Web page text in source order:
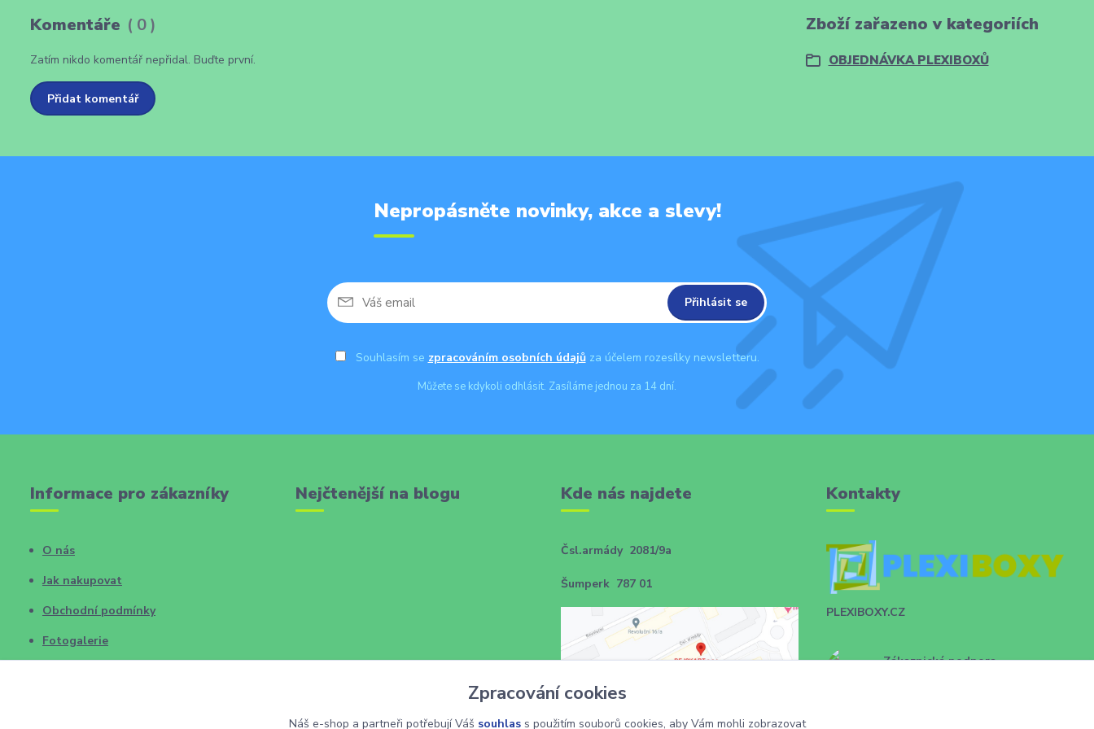
Komentáře 0
Zatím nikdo komentář nepřidal. Buďte první.
Přidat komentář
Zboží zařazeno v kategoriích
OBJEDNÁVKA PLEXIBOXŮ
Nepropásněte novinky, akce a slevy!
Přihlásit se
Souhlasím se zpracováním osobních údajůza účelem rozesílky newsletteru.
Můžete se kdykoli odhlásit. Zasíláme jednou za 14 dní.
Informace pro zákazníky
O nás
Jak nakupovat
Obchodní podmínky
Fotogalerie
Nejčtenější na blogu Kde nás najdete
Čsl.armády 2081/9a
Šumperk 787 01
Kontakty
PLEXIBOXY.CZ
Zákaznická podpora
Zpracování cookies
Náš e-shop a partneři potřebují Váš souhlass použitím souborů cookies, aby Vám mohli zobrazovat